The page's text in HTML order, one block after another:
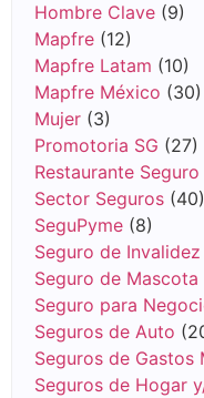
Hombre Clave (9)
Mapfre (12)
Mapfre Latam (10)
Mapfre México (30)
Mujer (3)
Promotoria SG (27)
Restaurante Seguro
Sector Seguros (40)
SeguPyme (8)
Seguro de Invalidez
Seguro de Mascota
Seguro para
Seguros de Auto
Seguros de Gastos
Seguros de Hogar